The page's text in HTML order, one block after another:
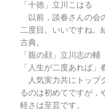
「十徳」立川こはる
以前，談春さんの会
二度目。いいですね。
古典。
「親の顔」立川志の輔
「人生が二度あれば」
人気実力共にトップ
るのは初めてですが，
軽さは至芸です。